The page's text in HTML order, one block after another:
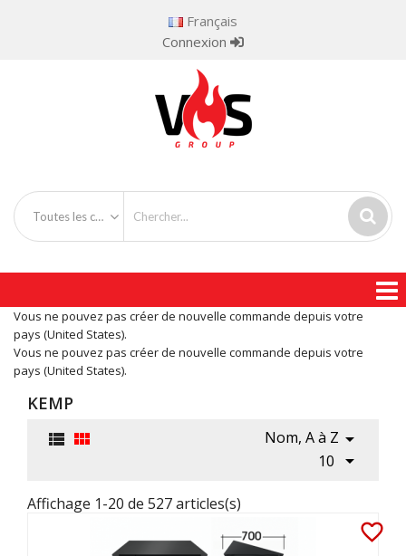
Français
Connexion
Toutes les catégories
Vous ne pouvez pas créer de nouvelle commande depuis votre
pays (United States).
Vous ne pouvez pas créer de nouvelle commande depuis votre
pays (United States).
KEMP
  Nom, A à Z 
10 
Affichage 1-20 de 527 articles(s)
favorite_border